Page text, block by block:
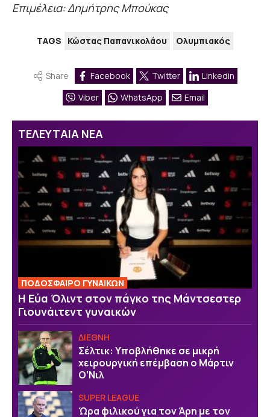
Επιμέλεια: Δημήτρης Μπούκας
TAGS Κώστας Παπανικολάου Ολυμπιακός
Share Facebook Twitter
Linkedin
Viber
WhatsApp Email
ΤΕΛΕΥΤΑΙΑ ΝΕΑ
ΠΟΔΟΣΦΑΙΡΟ ΓΥΝΑΙΚΩΝ
Η Εύα Όλιντ στον πάγκο της Μάντσεστερ
Γιουνάιτεντ γυναικών
ΔΙΕΘΝΗ
Σέλτικ: Υποβλήθηκε σε μικρή
χειρουργική επέμβαση ο Μάρτιν
Ο’Νιλ
SUPER LEAGUE
Ώρα φιλικού για τον Άρη με τον